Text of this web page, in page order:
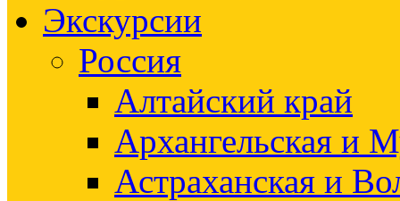
Экскурсии
Россия
Алтайский край
Архангельская и
Астраханская и